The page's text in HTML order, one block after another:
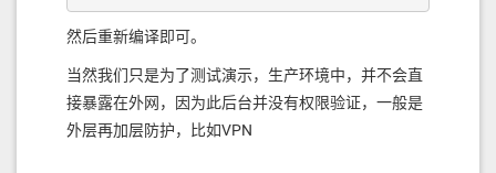
然后重新编译即可。
当然我们只是为了测试演示，生产环境中，并不会直
接暴露在外网，因为此后台并没有权限验证，一般是
外层再加层防护，比如VPN